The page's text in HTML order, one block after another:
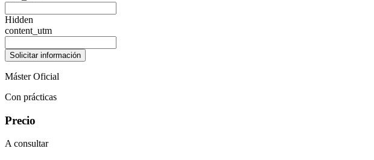
Hidden
content_utm
Máster Oficial
Con prácticas
Precio
A consultar